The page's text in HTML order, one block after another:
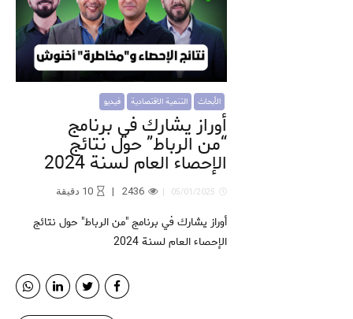
الأبحاث التنمية الاقتصادية فيديو
أوراز يشارك في برنامج
“من الرباط” حول نتائج
الإحصاء العام لسنة 2024
05/01/2025
2436
10 دقيقة
أوراز يشارك في برنامج "من الرباط" حول نتائج
الإحصاء العام لسنة 2024